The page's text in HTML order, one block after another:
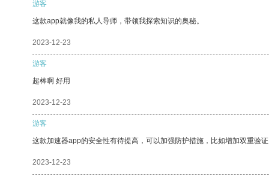
游客
这款app就像我的私人导师，带领我探索知识的奥秘。
2023-12-23
游客
超棒啊 好用
2023-12-23
游客
这款加速器app的安全性有待提高，可以加强防护措施，比如增加双重验
2023-12-23